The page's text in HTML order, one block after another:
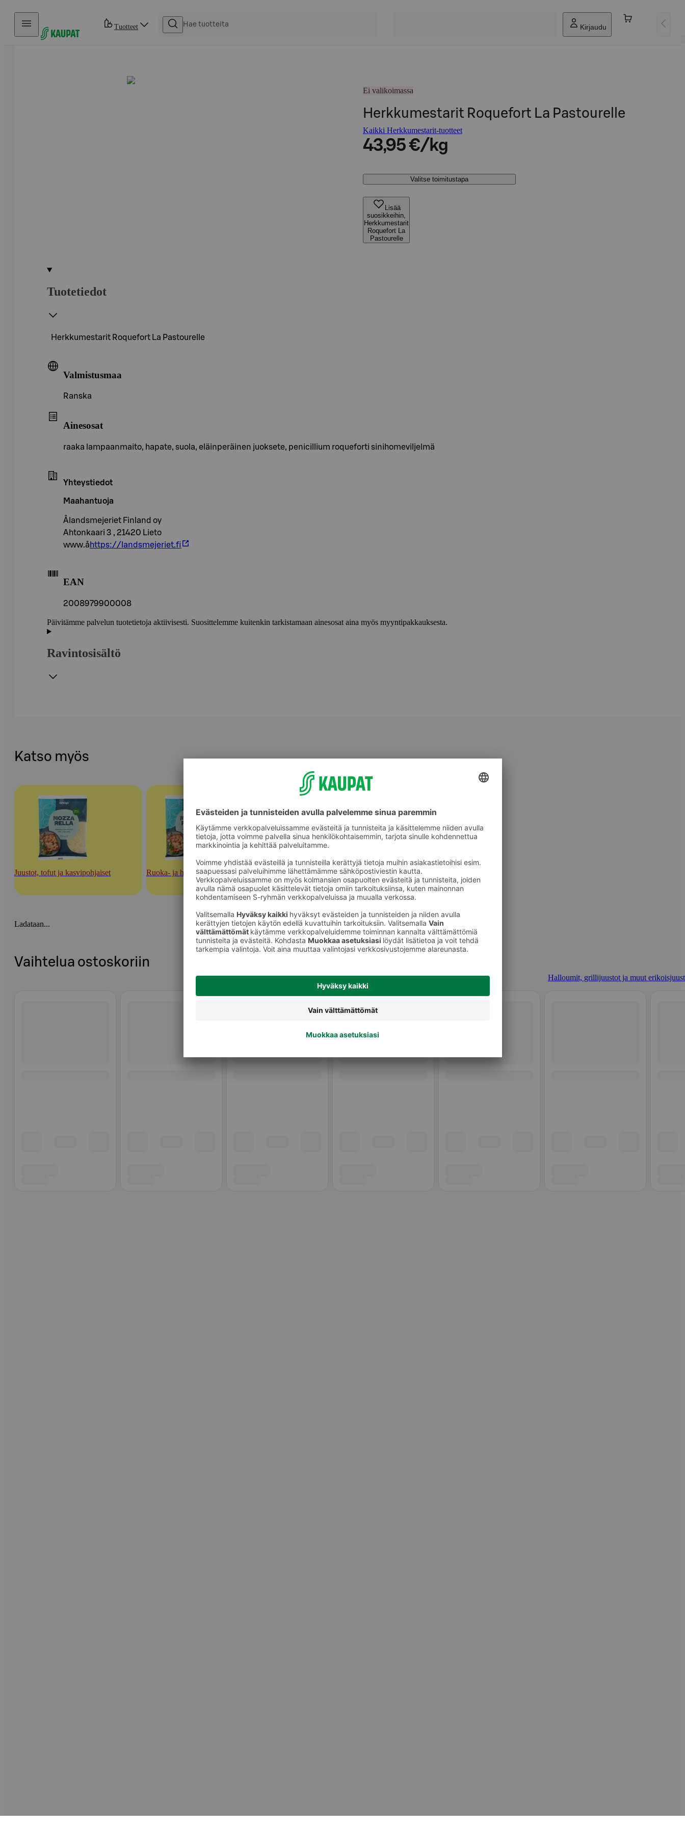
Hyppää sisältöön
Tuotteet Kirjaudu
Ei valikoimassa
Herkkumestarit Roquefort La Pastourelle
Kaikki Herkkumestarit-tuotteet
43,95 €/kg
Valitse toimitustapa
Lisää
suosikkeihin,
Herkkumestarit
Roquefort La
Pastourelle
Tuotetiedot
Herkkumestarit Roquefort La Pastourelle
Valmistusmaa
Ranska
Ainesosat
raaka lampaanmaito, hapate, suola, eläinperäinen juoksete, penicillium roqueforti sinihomeviljelmä
Yhteystiedot
Maahantuoja
Ålandsmejeriet Finland oy
Ahtonkaari 3 , 21420 Lieto
www.å https://landsmejeriet.fi
EAN
2008979900008
Päivitämme palvelun tuotetietoja aktiivisesti. Suosittelemme kuitenkin tarkistamaan ainesosat aina myös myyntipakkauksesta.
Ravintosisältö
Katso myös
Juustot, tofut ja kasvipohjaiset Ruoka- ja herkuttelujuustot
Halloumit, grillijuustot ja muut
erikoisjuustot
Ladataan...
Vaihtelua ostoskoriin
Halloumit, grillijuustot ja muut